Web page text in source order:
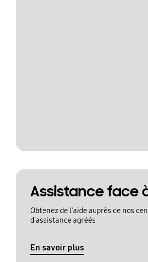
Assistance face
Obtenez de l'aide auprès de nos
d'assistance agréés
En savoir plus